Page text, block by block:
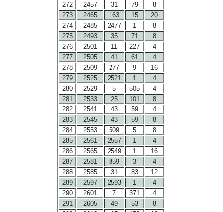
272
2457 31 79
8
273
2465 163 15
20
274
2485 2477 1
8
275
2493 35 71
8
276
2501 11 227
4
277
2505 41 61
4
278
2509 277 9
16
279
2525 2521 1
4
280
2529 5 505
4
281
2533 25 101
8
282
2541 43 59
4
283
2545 43 59
8
284
2553 509 5
8
285
2561 2557 1
4
286
2565 2549 1
16
287
2581 859 3
4
288
2585 31 83
12
289
2597 2593 1
4
290
2601 7 371
4
291
2605 49 53
8